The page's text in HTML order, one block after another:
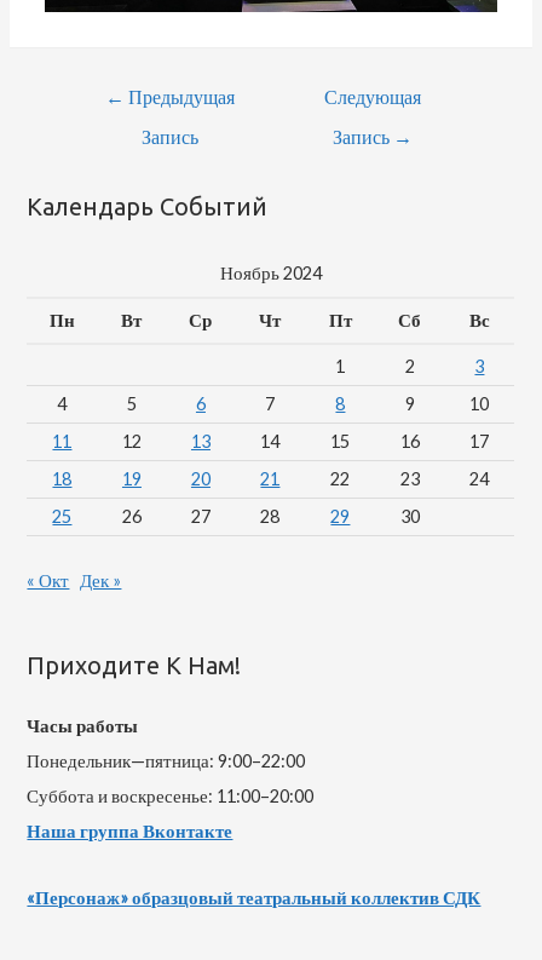
Навигация
← Предыдущая
Запись
Следующая
Запись →
Календарь Событий
Ноябрь 2024
Пн Вт Ср Чт Пт Сб Вс
1 2
3
4
5 6 7 8 9
10
11
12 13 14 15 16
17
18
19 20 21 22 23
24
25
26 27 28 29 30
« Окт Дек »
Приходите К Нам!
Часы работы
Понедельник—пятница: 9:00–22:00
Суббота и воскресенье: 11:00–20:00
Наша группа Вконтакте
«Персонаж» образцовый театральный коллектив СДК